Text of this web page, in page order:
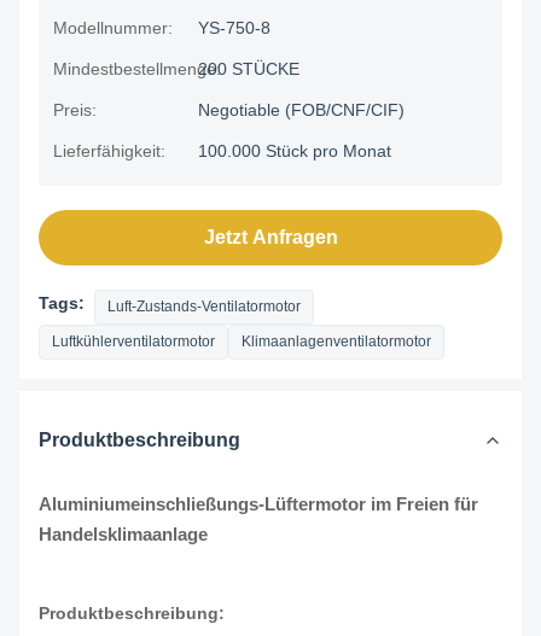
Modellnummer: YS-750-8
Mindestbestellmenge:200 STÜCKE
Preis: Negotiable (FOB/CNF/CIF)
Lieferfähigkeit: 100.000 Stück pro Monat
Jetzt Anfragen
Tags: Luft-Zustands-Ventilatormotor
Luftkühlerventilatormotor Klimaanlagenventilatormotor
Produktbeschreibung
Aluminiumeinschließungs-Lüftermotor im Freien für
Handelsklimaanlage
Produktbeschreibung: